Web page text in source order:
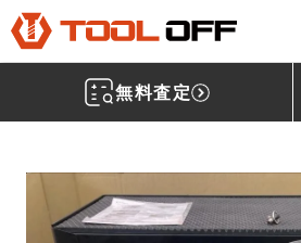
無料査定
工具買取TOP ハンドツール買取
ーラーキャビネット WS207B [千葉県柏市] 柏店
TONE TONE ローラーキャビネット